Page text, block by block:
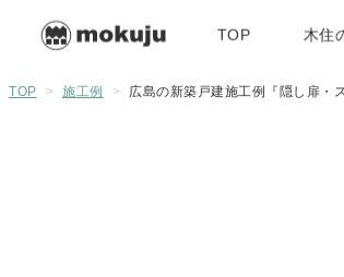
TOP 木住
木住の家づくり
TOP > 施工例 > 広島の新築戸建施工例『隠し扉・